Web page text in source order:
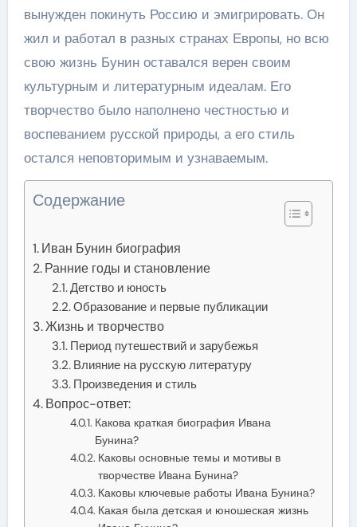
вынужден покинуть Россию и эмигрировать. Он
жил и работал в разных странах Европы, но всю
свою жизнь Бунин оставался верен своим
культурным и литературным идеалам. Его
творчество было наполнено честностью и
воспеванием русской природы, а его стиль
остался неповторимым и узнаваемым.
Содержание
Иван Бунин биография
Ранние годы и становление
Детство и юность
Образование и первые публикации
Жизнь и творчество
Период путешествий и зарубежья
Влияние на русскую литературу
Произведения и стиль
Вопрос-ответ:
Какова краткая биография Ивана
Бунина?
Каковы основные темы и мотивы в
творчестве Ивана Бунина?
Каковы ключевые работы Ивана Бунина?
Какая была детская и юношеская жизнь